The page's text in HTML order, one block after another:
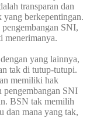
transparan dan
berkepentingan.
SNI,
menerimanya.
yang lainnya,
tak di tutup-tutupi.
memiliki hak
pengembangan SNI
BSN tak memilih
dan mana yang tak,